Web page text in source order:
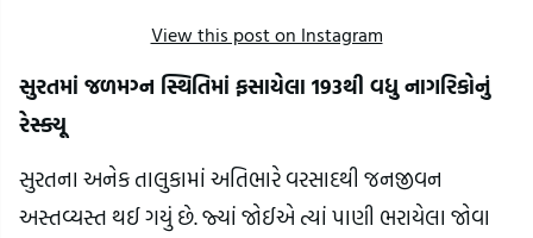
View this post on Instagram
સુરતમાં જળમગ્ન સ્થિતિમાં ફસાયેલા 193થી વધુ નાગરિકોનું
રેસ્ક્યૂ
સુરતના અનેક તાલુકામાં અતિભારે વરસાદથી જનજીવન
અસ્તવ્યસ્ત થઈ ગયું છે. જ્યાં જોઈએ ત્યાં પાણી ભરાયેલા જોવા